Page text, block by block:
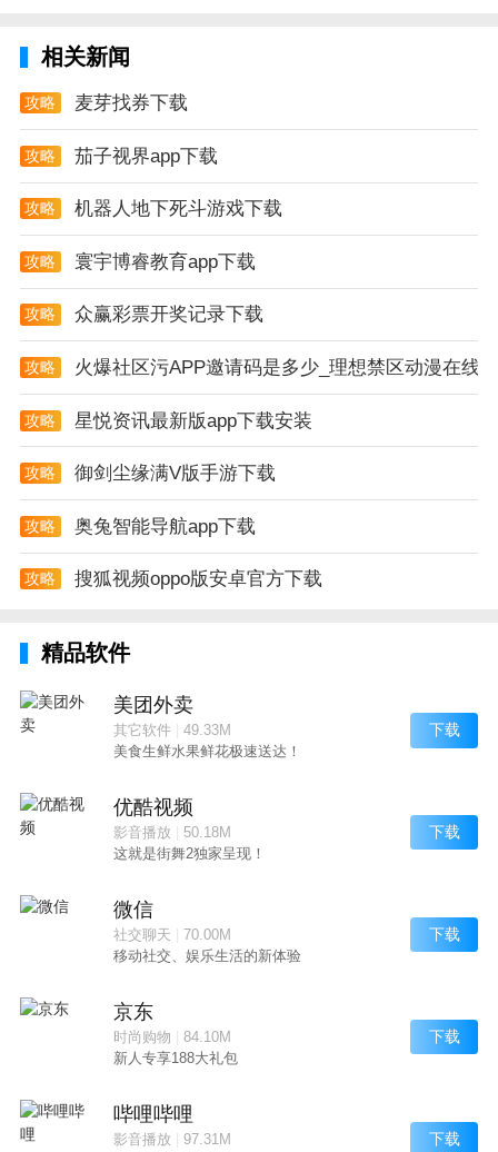
相关新闻
攻略 麦芽找券下载
攻略 茄子视界app下载
攻略 机器人地下死斗游戏下载
攻略 寰宇博睿教育app下载
攻略 众赢彩票开奖记录下载
攻略 火爆社区污APP邀请码是多少_理想禁区动漫在线
攻略 星悦资讯最新版app下载安装
攻略 御剑尘缘满V版手游下载
攻略 奥兔智能导航app下载
攻略 搜狐视频oppo版安卓官方下载
精品软件
美团外卖
其它软件| 49.33M
美食生鲜水果鲜花极速送达！
下载
优酷视频
影音播放
50.18M
这就是街舞2独家呈现！
下载
微信
社交聊天
70.00M
移动社交、娱乐生活的新体验
下载
京东
时尚购物
84.10M
新人专享188大礼包
下载
哔哩哔哩
影音播放
97.31M
下载